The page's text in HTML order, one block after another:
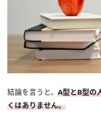
結論を言うと、 A型とB型の
くはありません。